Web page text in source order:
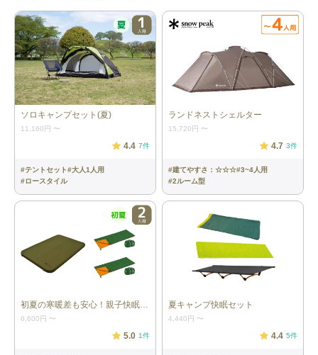
ソロキャンプセット(夏)
11,160円 〜
4.4 7件
#テントセット#大人1人用
#ロースタイル
ランドネストシェルター
15,720円 〜
4.7 3件
#建てやすさ：☆☆☆#3~4人用
#2ルーム型
初夏の寒暖差も安心！親子快眠セット
6,600円 〜
5.0 1件
夏キャンプ快眠セット
4,440円 〜
4.4 5件